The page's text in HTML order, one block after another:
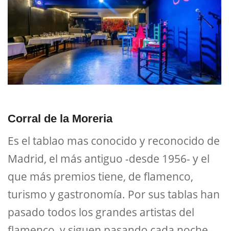
Corral de la Moreria
Es el tablao mas conocido y reconocido de
Madrid, el más antiguo -desde 1956- y el
que más premios tiene, de flamenco,
turismo y gastronomía. Por sus tablas han
pasado todos los grandes artistas del